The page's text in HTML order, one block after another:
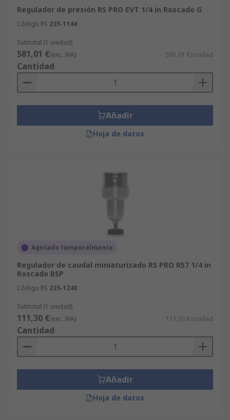
Regulador de presión RS PRO EVT 1/4 in Roscado G
Código RS 235-1144
Subtotal (1 unidad)
581,01 €(exc. IVA) 581,01 €/unidad
Cantidad
Añadir
Hoja de datos
Agotado temporalmente
Regulador de caudal miniaturizado RS PRO R57 1/4 in
Roscado BSP
Código RS 235-1240
Subtotal (1 unidad)
111,30 €(exc. IVA) 111,30 €/unidad
Cantidad
Añadir
Hoja de datos